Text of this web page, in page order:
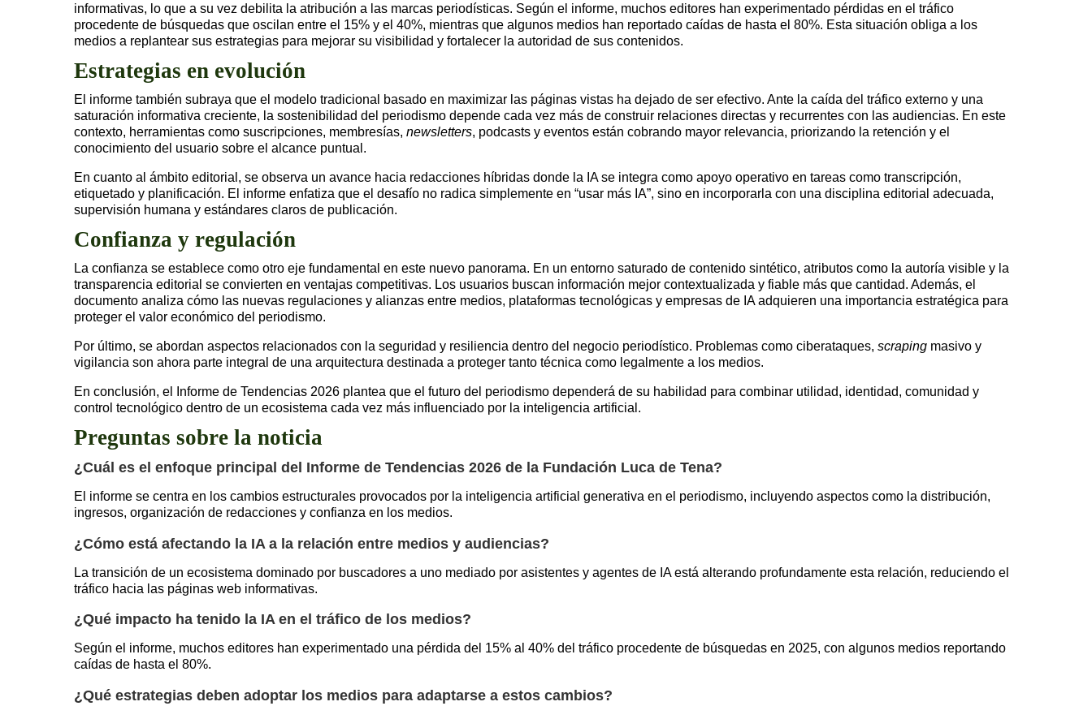
informativas, lo que a su vez debilita la atribución a las marcas periodísticas. Según el informe, muchos editores han experimentado pérdidas en el tráfico
procedente de búsquedas que oscilan entre el 15% y el 40%, mientras que algunos medios han reportado caídas de hasta el 80%. Esta situación obliga a los
medios a replantear sus estrategias para mejorar su visibilidad y fortalecer la autoridad de sus contenidos.
Estrategias en evolución
El informe también subraya que el modelo tradicional basado en maximizar las páginas vistas ha dejado de ser efectivo. Ante la caída del tráfico externo y una
saturación informativa creciente, la sostenibilidad del periodismo depende cada vez más de construir relaciones directas y recurrentes con las audiencias. En este
contexto, herramientas como suscripciones, membresías, newsletters, podcasts y eventos están cobrando mayor relevancia, priorizando la retención y el
conocimiento del usuario sobre el alcance puntual.
En cuanto al ámbito editorial, se observa un avance hacia redacciones híbridas donde la IA se integra como apoyo operativo en tareas como transcripción,
etiquetado y planificación. El informe enfatiza que el desafío no radica simplemente en “usar más IA”, sino en incorporarla con una disciplina editorial adecuada,
supervisión humana y estándares claros de publicación.
Confianza y regulación
La confianza se establece como otro eje fundamental en este nuevo panorama. En un entorno saturado de contenido sintético, atributos como la autoría visible y la
transparencia editorial se convierten en ventajas competitivas. Los usuarios buscan información mejor contextualizada y fiable más que cantidad. Además, el
documento analiza cómo las nuevas regulaciones y alianzas entre medios, plataformas tecnológicas y empresas de IA adquieren una importancia estratégica para
proteger el valor económico del periodismo.
Por último, se abordan aspectos relacionados con la seguridad y resiliencia dentro del negocio periodístico. Problemas como ciberataques, scraping masivo y
vigilancia son ahora parte integral de una arquitectura destinada a proteger tanto técnica como legalmente a los medios.
En conclusión, el Informe de Tendencias 2026 plantea que el futuro del periodismo dependerá de su habilidad para combinar utilidad, identidad, comunidad y
control tecnológico dentro de un ecosistema cada vez más influenciado por la inteligencia artificial.
Preguntas sobre la noticia
¿Cuál es el enfoque principal del Informe de Tendencias 2026 de la Fundación Luca de Tena?
El informe se centra en los cambios estructurales provocados por la inteligencia artificial generativa en el periodismo, incluyendo aspectos como la distribución,
ingresos, organización de redacciones y confianza en los medios.
¿Cómo está afectando la IA a la relación entre medios y audiencias?
La transición de un ecosistema dominado por buscadores a uno mediado por asistentes y agentes de IA está alterando profundamente esta relación, reduciendo el
tráfico hacia las páginas web informativas.
¿Qué impacto ha tenido la IA en el tráfico de los medios?
Según el informe, muchos editores han experimentado una pérdida del 15% al 40% del tráfico procedente de búsquedas en 2025, con algunos medios reportando
caídas de hasta el 80%.
¿Qué estrategias deben adoptar los medios para adaptarse a estos cambios?